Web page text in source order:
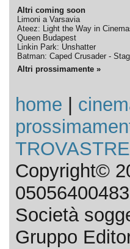
Altri coming soon
Limoni a Varsavia
Ateez: Light the Way in
Queen Budapest
Linkin Park: Unshatter
Batman: Caped Crusader -
Altri prossimamente »
home
Copyright©
Società
Gruppo